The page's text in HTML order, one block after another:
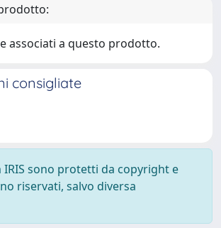
associati a questo prodotto.
consigliate
sono protetti da copyright e
riservati, salvo diversa